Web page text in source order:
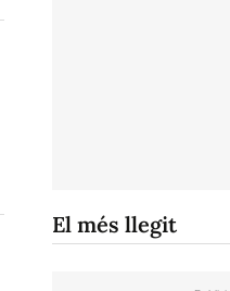
El més llegit